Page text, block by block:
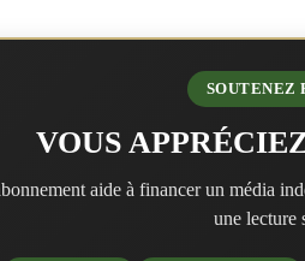
SOUTENEZ
VOUS
aide à financer un média
une lecture